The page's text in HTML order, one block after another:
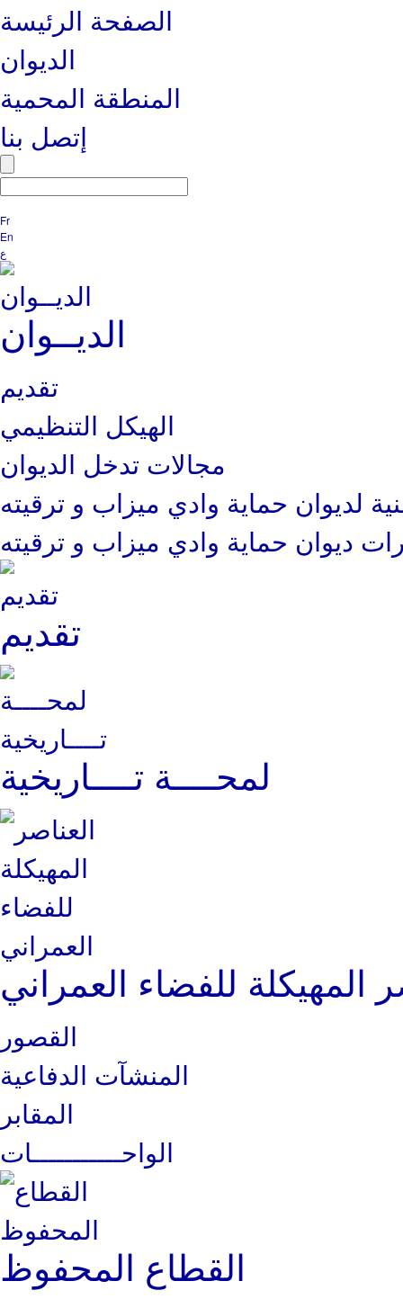
الصفحة الرئيسة
الديوان
المنطقة المحمية
إتصل بنا
Fr
En
ع
الديــوان
تقديم
الهيكل التنظيمي
مجالات تدخل الديوان
لديوان حماية وادي ميزاب و ترقيته
ديوان حماية وادي ميزاب و ترقيته
تقديم
لمحــــة تــــاريخية
المهيكلة للفضاء العمراني
القصور
المنشآت الدفاعية
المقابر
الواحـــــــــــات
القطاع المحفوظ